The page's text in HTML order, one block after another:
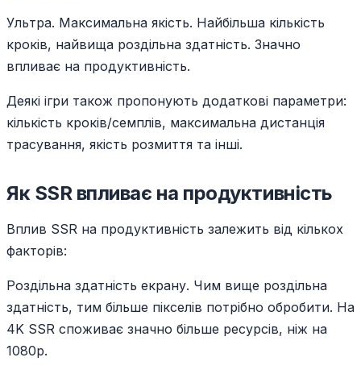
Ультра. Максимальна якість. Найбільша кількість
кроків, найвища роздільна здатність. Значно
впливає на продуктивність.
Деякі ігри також пропонують додаткові параметри:
кількість кроків/семплів, максимальна дистанція
трасування, якість розмиття та інші.
Як SSR впливає на продуктивність
Вплив SSR на продуктивність залежить від кількох
факторів:
Роздільна здатність екрану. Чим вище роздільна
здатність, тим більше пікселів потрібно обробити. На
4K SSR споживає значно більше ресурсів, ніж на
1080p.